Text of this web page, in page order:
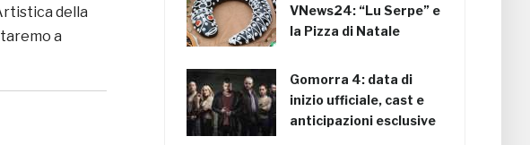
della
a
VNews24: “Lu Serpe” e
la Pizza di Natale
Gomorra 4: data di
inizio ufficiale, cast e
anticipazioni esclusive